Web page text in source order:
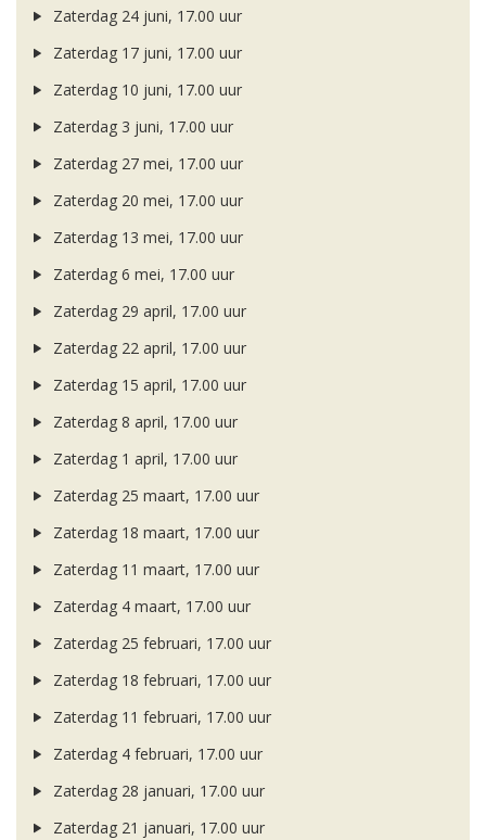
Zaterdag 24 juni, 17.00 uur
Zaterdag 17 juni, 17.00 uur
Zaterdag 10 juni, 17.00 uur
Zaterdag 3 juni, 17.00 uur
Zaterdag 27 mei, 17.00 uur
Zaterdag 20 mei, 17.00 uur
Zaterdag 13 mei, 17.00 uur
Zaterdag 6 mei, 17.00 uur
Zaterdag 29 april, 17.00 uur
Zaterdag 22 april, 17.00 uur
Zaterdag 15 april, 17.00 uur
Zaterdag 8 april, 17.00 uur
Zaterdag 1 april, 17.00 uur
Zaterdag 25 maart, 17.00 uur
Zaterdag 18 maart, 17.00 uur
Zaterdag 11 maart, 17.00 uur
Zaterdag 4 maart, 17.00 uur
Zaterdag 25 februari, 17.00 uur
Zaterdag 18 februari, 17.00 uur
Zaterdag 11 februari, 17.00 uur
Zaterdag 4 februari, 17.00 uur
Zaterdag 28 januari, 17.00 uur
Zaterdag 21 januari, 17.00 uur